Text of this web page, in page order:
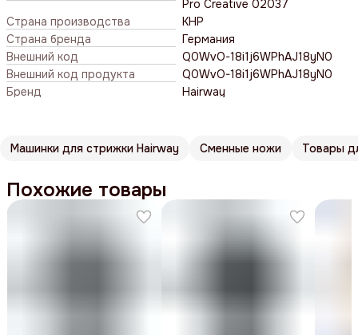
Pro Creative 02037
Страна производства
КНР
Страна бренда
Германия
Внешний код
Q0WvO-18i1j6WPhAJ18yN0
Внешний код продукта
Q0WvO-18i1j6WPhAJ18yN0
Бренд
Hairway
Машинки для стрижки Hairway Сменные ножи Товары
Похожие товары